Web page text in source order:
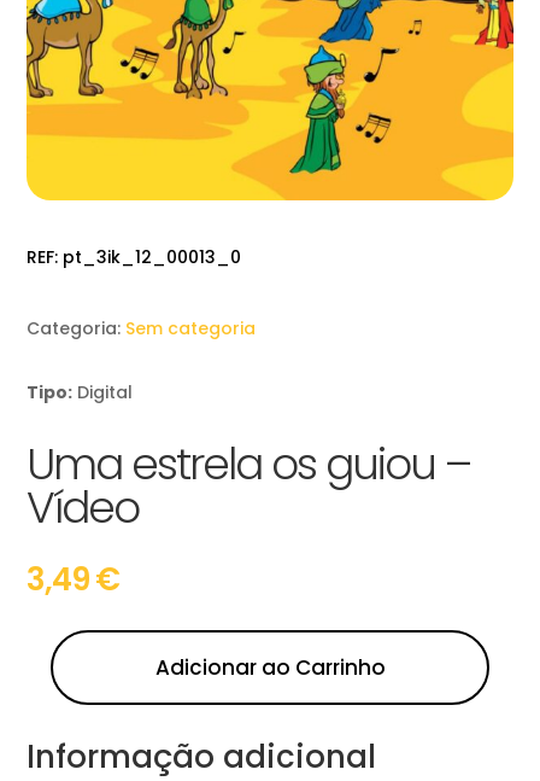
REF: pt_3ik_12_00013_0
Categoria: Sem categoria
Tipo: Digital
Uma estrela os guiou –
Vídeo
3,49€
Adicionar ao Carrinho
Informação adicional